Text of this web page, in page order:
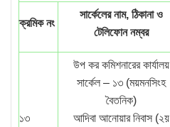
ক্রমিক নং
সার্কেলের নাম, ঠিকানা ও
টেলিফোন নম্বর
১৩
উপ কর কমিশনারের কার্যালয়
সার্কেল – ১৩ (ময়মনসিংহ
বৈতনিক)
আদিবা আনোয়ার নিবাস (২য়